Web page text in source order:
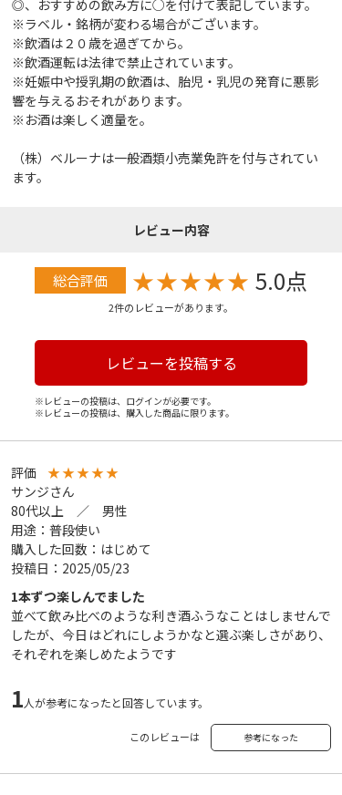
◎、おすすめの飲み方に○を付けて表記しています。
※ラベル・銘柄が変わる場合がございます。
※飲酒は２０歳を過ぎてから。
※飲酒運転は法律で禁止されています。
※妊娠中や授乳期の飲酒は、胎児・乳児の発育に悪影
響を与えるおそれがあります。
※お酒は楽しく適量を。
（株）ベルーナは一般酒類小売業免許を付与されてい
ます。
レビュー内容
総合評価 ★★★★★ 5.0点
2件のレビューがあります。
レビューを投稿する
※レビューの投稿は、ログインが必要です。
※レビューの投稿は、購入した商品に限ります。
評価 ★★★★★
サンジさん
80代以上 ／ 男性
用途：普段使い
購入した回数：はじめて
投稿日：2025/05/23
1本ずつ楽しんでました
並べて飲み比べのような利き酒ふうなことはしませんで
したが、今日はどれにしようかなと選ぶ楽しさがあり、
それぞれを楽しめたようです
1人が参考になったと回答しています。
このレビューは 参考になった